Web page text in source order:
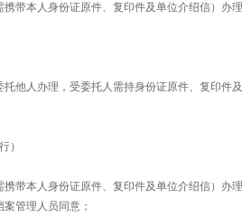
带本人身份证原件、复印件及单位介绍信）办理
他人办理，受委托人需持身份证原件、复印件
）
带本人身份证原件、复印件及单位介绍信）办理
管理人员同意；